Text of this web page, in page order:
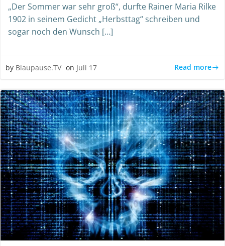
„Der Sommer war sehr groß“, durfte Rainer Maria Rilke
1902 in seinem Gedicht „Herbsttag“ schreiben und
sogar noch den Wunsch […]
by Blaupause.TV on Juli 17 Read more